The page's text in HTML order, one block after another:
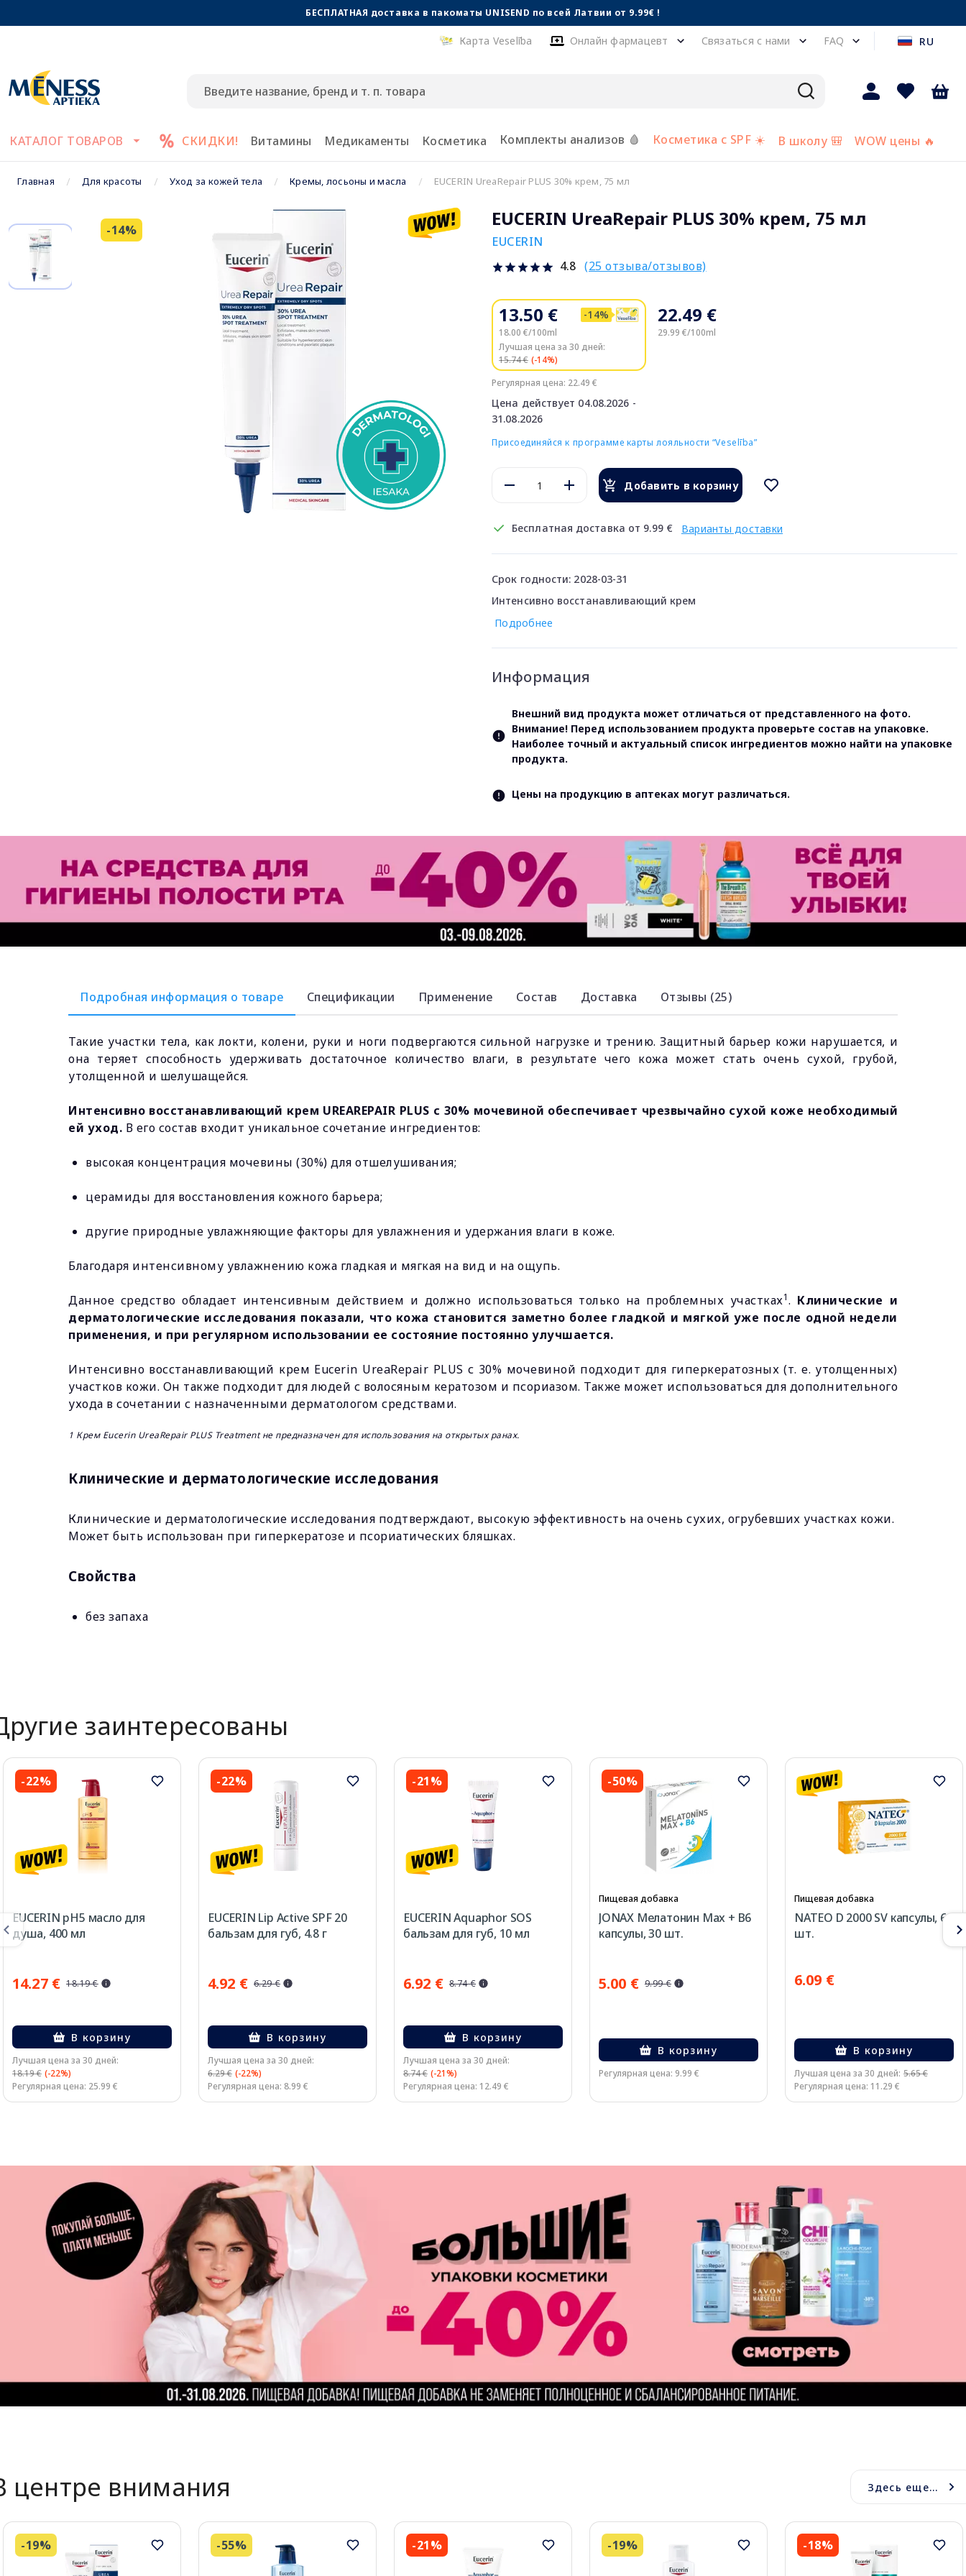
БЕСПЛАТНАЯ доставка в пакоматы UNISEND по всей Латвии от 9.99€ !
Карта Veselība Онлайн фармацевт Связаться с нами FAQ RU
КАТАЛОГ ТОВАРОВ СКИДКИ! Витамины Медикаменты Косметика Комплекты анализов 🩸 Косметика с SPF ☀️ В школу 🎒 WOW цены 🔥
Главная Для красоты Уход за кожей тела Кремы, лосьоны и масла EUCERIN UreaRepair PLUS 30% крем, 75 мл
-14% EUCERIN UreaRepair PLUS 30% крем, 75 мл
EUCERIN
4.8 (25 отзыва/отзывов)
13.50 € -14%
18.00 €/100ml
Лучшая цена за 30 дней:
15.74 € (-14%)
Регулярная цена: 22.49 €
Цена действует 04.08.2026 -
31.08.2026
22.49 €
29.99 €/100ml
Присоединяйся к программе карты лояльности “Veselība”
Добавить в корзину
Бесплатная доставка от 9.99 € Варианты доставки
Срок годности: 2028-03-31
Интенсивно восстанавливающий крем
Подробнее
Информация
Внешний вид продукта может отличаться от представленного на фото.
Внимание! Перед использованием продукта проверьте состав на упаковке.
Наиболее точный и актуальный список ингредиентов можно найти на упаковке
продукта.
Цены на продукцию в аптеках могут различаться.
Подробная информация о товаре Спецификации Применение Состав Доставка Отзывы (25)
Такие участки тела, как локти, колени, руки и ноги подвергаются сильной нагрузке и трению. Защитный барьер кожи нарушается, и
она теряет способность удерживать достаточное количество влаги, в результате чего кожа может стать очень сухой, грубой,
утолщенной и шелушащейся.
Интенсивно восстанавливающий крем UREAREPAIR PLUS с 30% мочевиной обеспечивает чрезвычайно сухой коже необходимый
ей уход. В его состав входит уникальное сочетание ингредиентов:
высокая концентрация мочевины (30%) для отшелушивания;
церамиды для восстановления кожного барьера;
другие природные увлажняющие факторы для увлажнения и удержания влаги в коже.
Благодаря интенсивному увлажнению кожа гладкая и мягкая на вид и на ощупь.
Данное средство обладает интенсивным действием и должно использоваться только на проблемных участках1. Клинические и
дерматологические исследования показали, что кожа становится заметно более гладкой и мягкой уже после одной недели
применения, и при регулярном использовании ее состояние постоянно улучшается.
Интенсивно восстанавливающий крем Eucerin UreaRepair PLUS с 30% мочевиной подходит для гиперкератозных (т. е. утолщенных)
участков кожи. Он также подходит для людей с волосяным кератозом и псориазом. Также может использоваться для дополнительного
ухода в сочетании с назначенными дерматологом средствами.
1 Крем Eucerin UreaRepair PLUS Treatment не предназначен для использования на открытых ранах.
Клинические и дерматологические исследования
Клинические и дерматологические исследования подтверждают, высокую эффективность на очень сухих, огрубевших участках кожи.
Может быть использован при гиперкератозе и псориатических бляшках.
Свойства
без запаха
заинтересованы
-22%
EUCERIN pH5 масло для
душа, 400 мл
14.27 € 18.19 €
В корзину
Лучшая цена за 30 дней:
18.19 € (-22%)
Регулярная цена: 25.99 €
-22%
EUCERIN Lip Active SPF 20
бальзам для губ, 4.8 г
4.92 € 6.29 €
В корзину
Лучшая цена за 30 дней:
6.29 € (-22%)
Регулярная цена: 8.99 €
-21%
EUCERIN Aquaphor SOS
бальзам для губ, 10 мл
6.92 € 8.74 €
В корзину
Лучшая цена за 30 дней:
8.74 € (-21%)
Регулярная цена: 12.49 €
-50%
Пищевая добавка
JONAX Мелатонин Max + B6
капсулы, 30 шт.
5.00 € 9.99 €
В корзину
Регулярная цена: 9.99 €
Пищевая добавка
NATEO D 2000 SV капсулы, 60
шт.
6.09 €
В корзину
Лучшая цена за 30 дней: 5.65 €
Регулярная цена: 11.29 €
центре внимания Здесь еще...
-19% -55% -21% -19% -18%